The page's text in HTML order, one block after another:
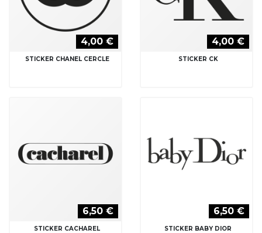
4,00 €
STICKER CHANEL CERCLE
4,00 €
STICKER CK
6,50 €
STICKER CACHAREL
6,50 €
STICKER BABY DIOR